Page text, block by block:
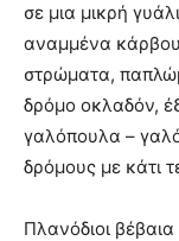
σε μια μικρή
αναμμένα
στρώματα,
δρόμο οκλαδόν,
γαλόπουλα –
δρόμους με κάτι
Πλανόδιοι